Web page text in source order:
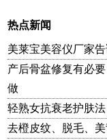
热点新闻
美莱宝美容仪厂家
产后骨盆修复有必
做
轻熟女抗衰老护肤
去橙皮纹、脱毛、